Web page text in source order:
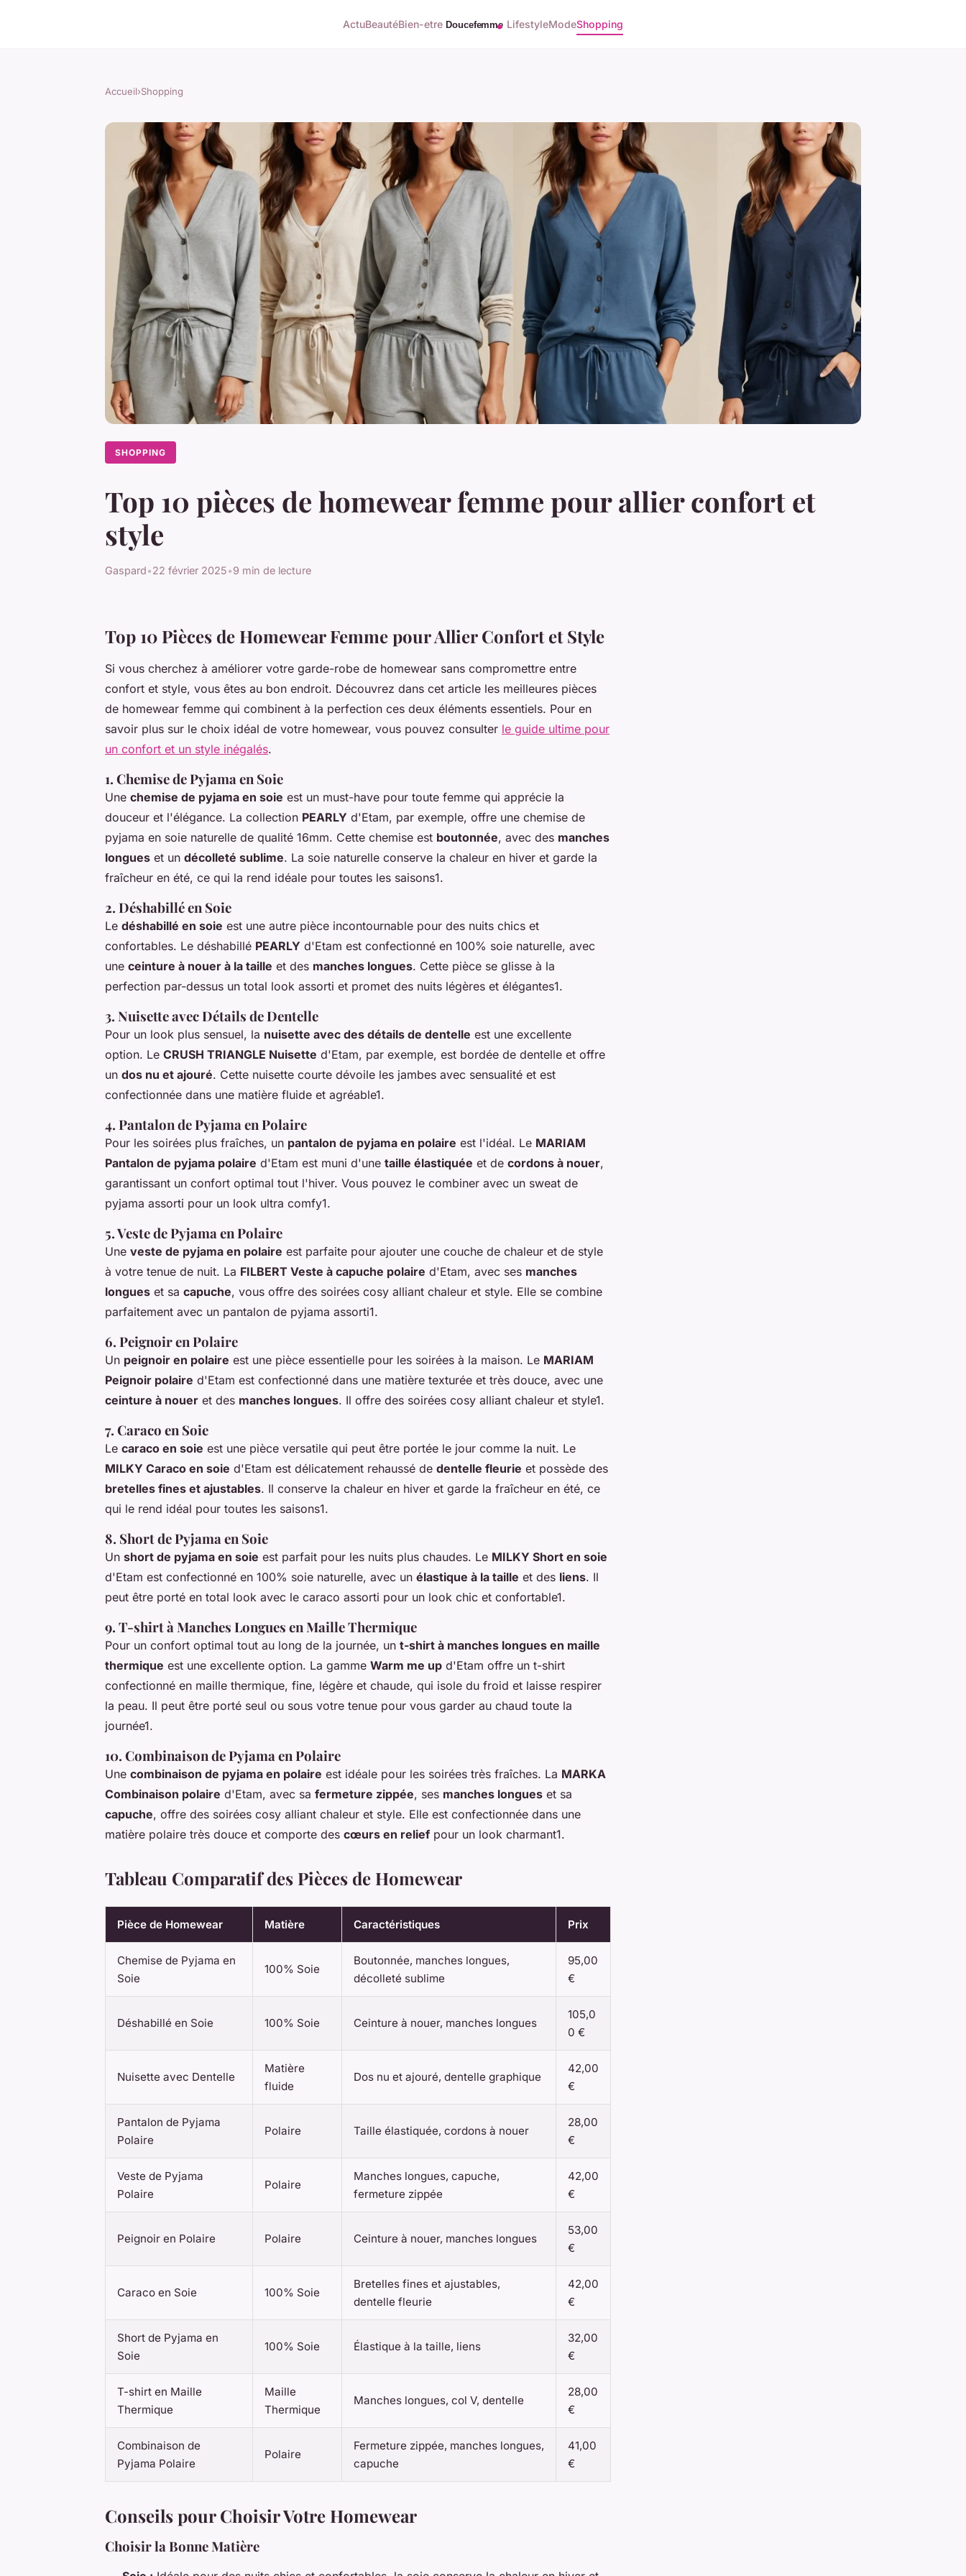
ActuBeautéBien-etre LifestyleModeShopping
Accueil›Shopping
SHOPPING
Top 10 pièces de homewear femme pour allier confort et
style
Gaspard•22 février 2025•9 min de lecture
Top 10 Pièces de Homewear Femme pour Allier Confort et Style
Si vous cherchez à améliorer votre garde-robe de homewear sans compromettre entre
confort et style, vous êtes au bon endroit. Découvrez dans cet article les meilleures pièces
de homewear femme qui combinent à la perfection ces deux éléments essentiels. Pour en
savoir plus sur le choix idéal de votre homewear, vous pouvez consulter le guide ultime pour
un confort et un style inégalés.
1. Chemise de Pyjama en Soie
Une chemise de pyjama en soie est un must-have pour toute femme qui apprécie la
douceur et l'élégance. La collection PEARLY d'Etam, par exemple, offre une chemise de
pyjama en soie naturelle de qualité 16mm. Cette chemise est boutonnée, avec des manches
longues et un décolleté sublime. La soie naturelle conserve la chaleur en hiver et garde la
fraîcheur en été, ce qui la rend idéale pour toutes les saisons1.
2. Déshabillé en Soie
Le déshabillé en soie est une autre pièce incontournable pour des nuits chics et
confortables. Le déshabillé PEARLY d'Etam est confectionné en 100% soie naturelle, avec
une ceinture à nouer à la taille et des manches longues. Cette pièce se glisse à la
perfection par-dessus un total look assorti et promet des nuits légères et élégantes1.
3. Nuisette avec Détails de Dentelle
Pour un look plus sensuel, la nuisette avec des détails de dentelle est une excellente
option. Le CRUSH TRIANGLE Nuisette d'Etam, par exemple, est bordée de dentelle et offre
un dos nu et ajouré. Cette nuisette courte dévoile les jambes avec sensualité et est
confectionnée dans une matière fluide et agréable1.
4. Pantalon de Pyjama en Polaire
Pour les soirées plus fraîches, un pantalon de pyjama en polaire est l'idéal. Le MARIAM
Pantalon de pyjama polaire d'Etam est muni d'une taille élastiquée et de cordons à nouer,
garantissant un confort optimal tout l'hiver. Vous pouvez le combiner avec un sweat de
pyjama assorti pour un look ultra comfy1.
5. Veste de Pyjama en Polaire
Une veste de pyjama en polaire est parfaite pour ajouter une couche de chaleur et de style
à votre tenue de nuit. La FILBERT Veste à capuche polaire d'Etam, avec ses manches
longues et sa capuche, vous offre des soirées cosy alliant chaleur et style. Elle se combine
parfaitement avec un pantalon de pyjama assorti1.
6. Peignoir en Polaire
Un peignoir en polaire est une pièce essentielle pour les soirées à la maison. Le MARIAM
Peignoir polaire d'Etam est confectionné dans une matière texturée et très douce, avec une
ceinture à nouer et des manches longues. Il offre des soirées cosy alliant chaleur et style1.
7. Caraco en Soie
Le caraco en soie est une pièce versatile qui peut être portée le jour comme la nuit. Le
MILKY Caraco en soie d'Etam est délicatement rehaussé de dentelle fleurie et possède des
bretelles fines et ajustables. Il conserve la chaleur en hiver et garde la fraîcheur en été, ce
qui le rend idéal pour toutes les saisons1.
8. Short de Pyjama en Soie
Un short de pyjama en soie est parfait pour les nuits plus chaudes. Le MILKY Short en soie
d'Etam est confectionné en 100% soie naturelle, avec un élastique à la taille et des liens. Il
peut être porté en total look avec le caraco assorti pour un look chic et confortable1.
9. T-shirt à Manches Longues en Maille Thermique
Pour un confort optimal tout au long de la journée, un t-shirt à manches longues en maille
thermique est une excellente option. La gamme Warm me up d'Etam offre un t-shirt
confectionné en maille thermique, fine, légère et chaude, qui isole du froid et laisse respirer
la peau. Il peut être porté seul ou sous votre tenue pour vous garder au chaud toute la
journée1.
10. Combinaison de Pyjama en Polaire
Une combinaison de pyjama en polaire est idéale pour les soirées très fraîches. La MARKA
Combinaison polaire d'Etam, avec sa fermeture zippée, ses manches longues et sa
capuche, offre des soirées cosy alliant chaleur et style. Elle est confectionnée dans une
matière polaire très douce et comporte des cœurs en relief pour un look charmant1.
Tableau Comparatif des Pièces de Homewear
Pièce de Homewear Matière Caractéristiques Prix
Chemise de Pyjama en
Soie
100% Soie
Boutonnée, manches longues,
décolleté sublime
95,00
€
Déshabillé en Soie 100% Soie Ceinture à nouer, manches longues
105,0
0 €
Nuisette avec Dentelle
Matière
fluide
Dos nu et ajouré, dentelle graphique
42,00
€
Pantalon de Pyjama
Polaire
Polaire Taille élastiquée, cordons à nouer
28,00
€
Veste de Pyjama
Polaire
Polaire
Manches longues, capuche,
fermeture zippée
42,00
€
Peignoir en Polaire Polaire Ceinture à nouer, manches longues
53,00
€
Caraco en Soie 100% Soie
Bretelles fines et ajustables,
dentelle fleurie
42,00
€
Short de Pyjama en
Soie
100% Soie Élastique à la taille, liens
32,00
€
T-shirt en Maille
Thermique
Maille
Thermique
Manches longues, col V, dentelle
28,00
€
Combinaison de
Pyjama Polaire
Polaire
Fermeture zippée, manches longues,
capuche
41,00
€
Conseils pour Choisir Votre Homewear
Choisir la Bonne Matière